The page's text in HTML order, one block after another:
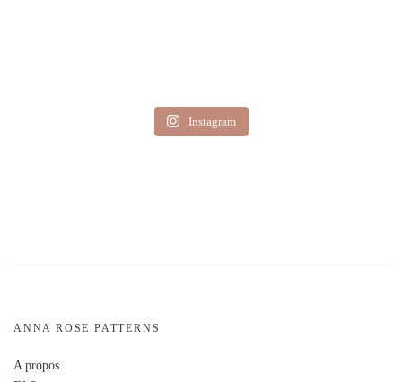
Instagram
ANNA ROSE PATTERNS
A propos